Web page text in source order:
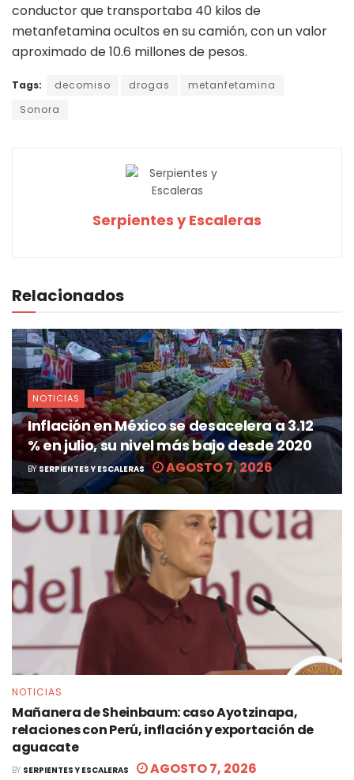
conductor que transportaba 40 kilos de
metanfetamina ocultos en su camión, con un valor
aproximado de 10.6 millones de pesos.
Tags: decomiso drogas
metanfetamina
Sonora
Serpientes y Escaleras
Relacionados
NOTICIAS
Inflación en México se desacelera a 3.12
% en julio, su nivel más bajo desde 2020
BY SERPIENTES Y ESCALERAS AGOSTO 7, 2026
NOTICIAS
Mañanera de Sheinbaum: caso Ayotzinapa,
relaciones con Perú, inflación y exportación de
aguacate
BY SERPIENTES Y ESCALERAS AGOSTO 7, 2026